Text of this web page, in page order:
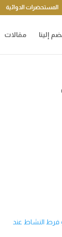
المستحضرات الدوائية
إلينا مقالات
فرط النشاط عند